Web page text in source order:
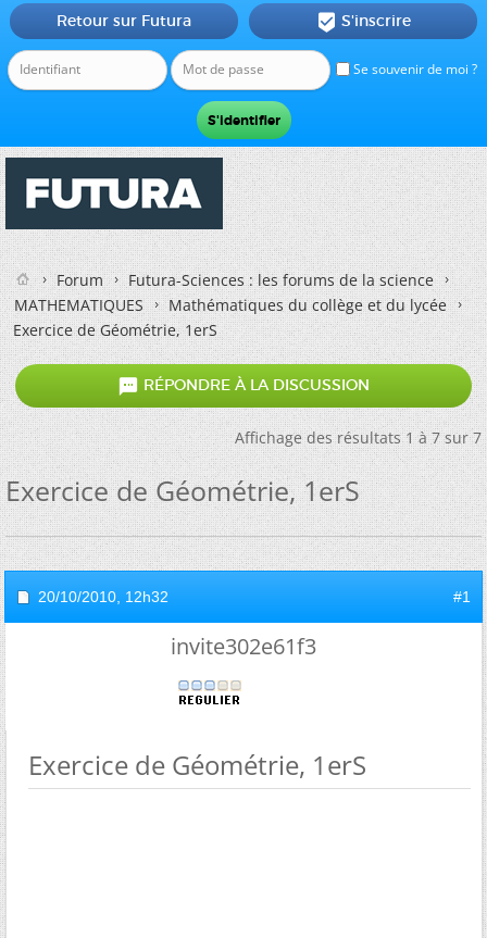
Se souvenir de moi ?
Retour sur Futura  S'inscrire
Forum
Futura-Sciences : les forums de la science
MATHEMATIQUES
Mathématiques du collège et du lycée
Exercice de Géométrie, 1erS
 RÉPONDRE À LA DISCUSSION
Affichage des résultats 1 à 7 sur 7
Exercice de Géométrie, 1erS
20/10/2010, 12h32 #1
invite302e61f3
Exercice de Géométrie, 1erS